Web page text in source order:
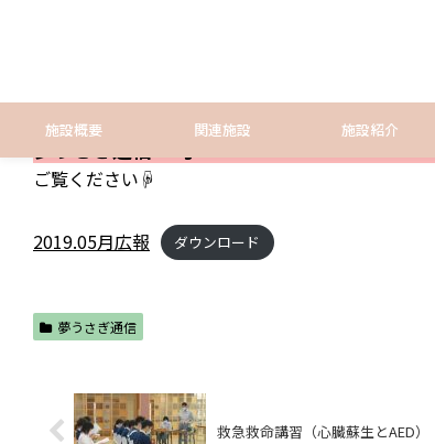
施設概要 関連施設 施設紹介
ご覧ください☟
2019.05月広報 ダウンロード
夢うさぎ通信
救急救命講習（心臓蘇生とAED）